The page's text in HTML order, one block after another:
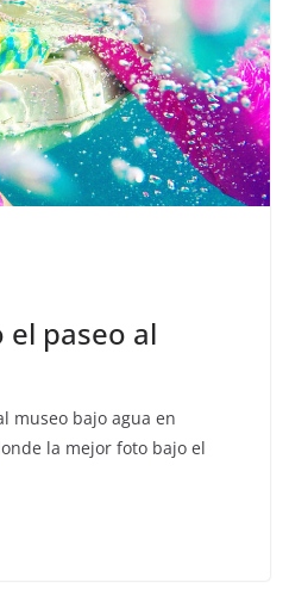
el paseo al
museo bajo agua en
la mejor foto bajo el